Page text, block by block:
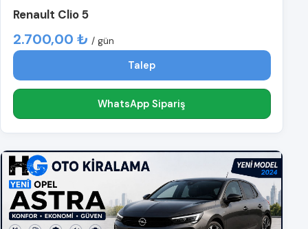
Renault Clio 5
2.700,00 ₺ / gün
Talep
WhatsApp Sipariş